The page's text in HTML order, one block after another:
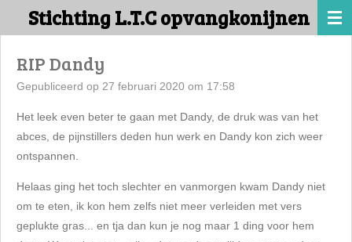
direct
hoofdinhoud
Stichting L.T.C opvangkonijnen
RIP Dandy
Gepubliceerd op 27 februari 2020 om 17:58
Het leek even beter te gaan met Dandy, de druk was van het
abces, de pijnstillers deden hun werk en Dandy kon zich weer
ontspannen.
Helaas ging het toch slechter en vanmorgen kwam Dandy niet
om te eten, ik kon hem zelfs niet meer verleiden met vers
geplukte gras... en tja dan kun je nog maar 1 ding voor hem